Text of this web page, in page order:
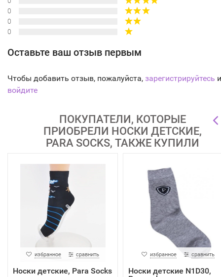
0
0
0
Оставьте ваш отзыв первым
Чтобы добавить отзыв, пожалуйста, зарегистрируйтесь
войдите
ПОКУПАТЕЛИ, КОТОРЫЕ
ПРИОБРЕЛИ НОСКИ ДЕТСКИЕ,
PARA SOCKS, ТАКЖЕ КУПИЛИ
избранное сравнить
Носки детские, Para Socks
избранное сравнить
Носки детские N1D30,